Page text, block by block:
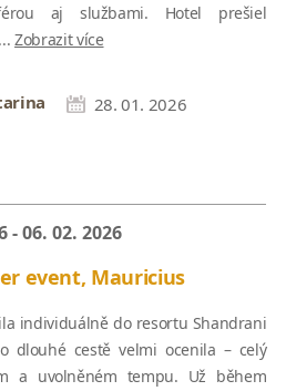
aj službami. Hotel prešiel
Zobrazit více
28. 01. 2026
- 06. 02. 2026
event, Mauricius
individuálně do resortu Shandrani
dlouhé cestě velmi ocenila – celý
a uvolněném tempu. Už během